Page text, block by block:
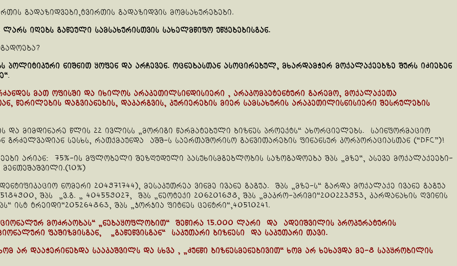
გადაზიდვები,ტვირთის გადაზიდვის მომსახურებები.
იღებს გაწეული სამსახურისთვის სახელმწიფო უწყებებისგან.
ნიშნით ყოფენ და არჩევენ. ოცნებასთან ასოცირებულ, მხარდამჭერ მოქალაქეებზე შურს იძიებენ
.
მათ ოფისში და იხილოს არაკეთილსინდისიერი , არაკომპეტენტური გარემო, მოქალაქეთა
წერილების დაგვიანების, დაკარგვის, კურიერების მიერ სამსახურის არაკეთილისნისიერი შესრულების
და მიმდინარე წლის 22 ივლისს „მორიგი წარმატებული ბიზნეს პროექტს“ ახორციელებს. საინფორმაციო
გრძელვადიან სესხს, რათქმაუნდა აშშ-ს საერთაშორისო განვითარების ფინანსურ კორპორაციასთან (“DFC”)!
არიან: 75%-ის მფლობელი შეზღუდული პასუხისმგებლობის საზოგადოება შპს „მზე“, ასევე მოქალაქეები-
ნომერი 204971744), მესაკუთრეა ვინმე ივანე გაგუა. შპს „მზე-ს“ გარდა მოქალაქე ივანე გაგუა
შპს „ვ.გ. „ 404559027, შპს „ნეოტექი 206201698, შპს „მაკრო-პრიმი“200223953, კარდანახის ღვინის
ისტ ტრეიდი“205264863, შპს „ჯორჯია ფიტნეს ცენტრი“,40510241.
მოძრაობას“ „ნებაყოფლობით“ შეწირა 15.000 ლარი და ადეიშვილის პროკურატურის
ფაშიზმისგან, „გაწეწვისგან“ საკუთარი ბიზნესი და საკუთარი თავი.
არ დააჭერინებდა სააკაშვილს და სხვა , „ძუნწი ბიზნესმენებივით“ ხომ არ ხეხავდა მე-8 საპყრობილის